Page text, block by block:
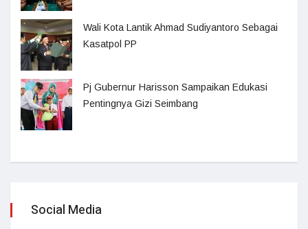
Wali Kota Lantik Ahmad Sudiyantoro Sebagai
Kasatpol PP
Pj Gubernur Harisson Sampaikan Edukasi
Pentingnya Gizi Seimbang
Social Media